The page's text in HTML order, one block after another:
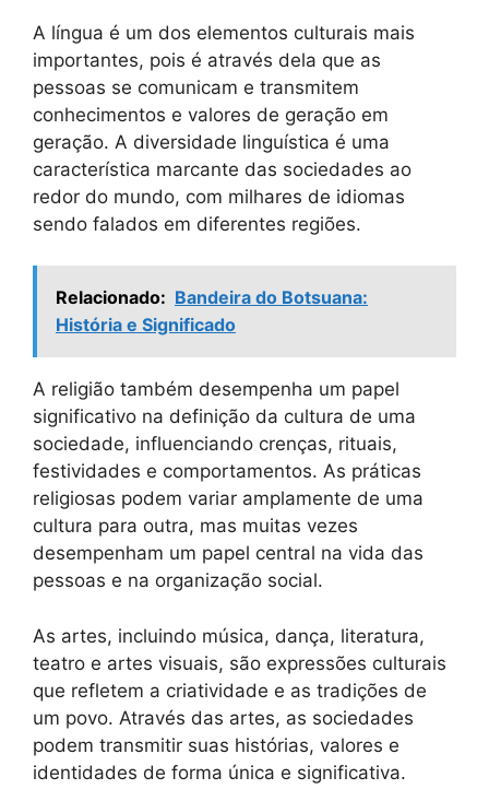
A língua é um dos elementos culturais mais
importantes, pois é através dela que as
pessoas se comunicam e transmitem
conhecimentos e valores de geração em
geração. A diversidade linguística é uma
característica marcante das sociedades ao
redor do mundo, com milhares de idiomas
sendo falados em diferentes regiões.
Relacionado: Bandeira do Botsuana:
História e Significado
A religião também desempenha um papel
significativo na definição da cultura de uma
sociedade, influenciando crenças, rituais,
festividades e comportamentos. As práticas
religiosas podem variar amplamente de uma
cultura para outra, mas muitas vezes
desempenham um papel central na vida das
pessoas e na organização social.
As artes, incluindo música, dança, literatura,
teatro e artes visuais, são expressões culturais
que refletem a criatividade e as tradições de
um povo. Através das artes, as sociedades
podem transmitir suas histórias, valores e
identidades de forma única e significativa.